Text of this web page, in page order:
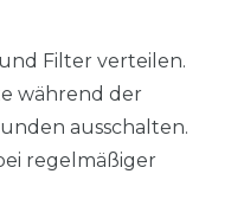
Filter verteilen.
während der
ausschalten.
regelmäßiger